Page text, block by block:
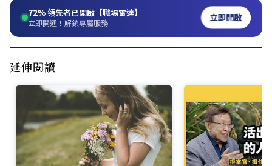
72%領先者已開啟【職場雷達】
立即開通！解鎖專屬服務 立即開啟
延伸閱讀